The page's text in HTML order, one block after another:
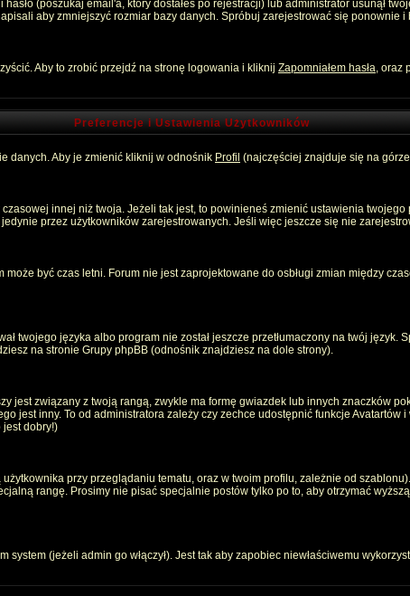
(poszukaj email'a, który dostałeś po rejestracji) lub administrator usunął
aby zmniejszyć rozmiar bazy danych. Spróbuj zarejestrować się ponownie
Aby to zrobić przejdź na stronę logowania i kliknij Zapomniałem hasła, oraz
Preferencje i Ustawienia Użytkowników
danych. Aby je zmienić kliknij w odnośnik Profil (najczęściej znajduje się na
innej niż twoja. Jeżeli tak jest, to powinieneś zmienić ustawienia
przez użytkowników zarejestrowanych. Jeśli więc jeszcze się nie
być czas letni. Forum nie jest zaprojektowane do osbługi zmian między
twojego języka albo program nie został jeszcze przetłumaczony na twój
na stronie Grupy phpBB (odnośnik znajdziesz na dole strony).
jest związany z twoją rangą, zwykle ma formę gwiazdek lub innych znaczków
jest inny. To od administratora zależy czy zechce udostępnić funkcje
jest dobry!)
przy przeglądaniu tematu, oraz w twoim profilu, zależnie od
rangę. Prosimy nie pisać specjalnie postów tylko po to, aby otrzymać
(jeżeli admin go włączył). Jest tak aby zapobiec niewłaściwemu